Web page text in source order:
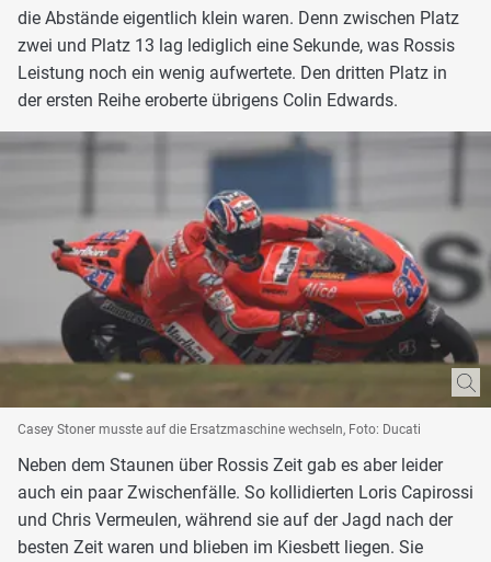
die Abstände eigentlich klein waren. Denn zwischen Platz
zwei und Platz 13 lag lediglich eine Sekunde, was Rossis
Leistung noch ein wenig aufwertete. Den dritten Platz in
der ersten Reihe eroberte übrigens Colin Edwards.
Casey Stoner musste auf die Ersatzmaschine wechseln, Foto: Ducati
Neben dem Staunen über Rossis Zeit gab es aber leider
auch ein paar Zwischenfälle. So kollidierten Loris Capirossi
und Chris Vermeulen, während sie auf der Jagd nach der
besten Zeit waren und blieben im Kiesbett liegen. Sie